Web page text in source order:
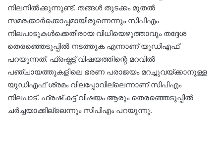
നിലനിൽക്കുന്നുണ്ട്. തങ്ങൾ തുടക്കം മുതൽ
സമരക്കാർക്കൊപ്പമായിരുന്നെന്നും സിപിഎം
നിലപാടുകൾക്കെതിരായ വിധിയെഴുത്താവും തദ്ദേശ
തെരഞ്ഞെടുപ്പിൽ നടത്തുക എന്നാണ് യുഡിഎഫ്
പറയുന്നത്. ഫ്രഷ്കട്ട് വിഷയത്തിന്റെ മറവിൽ
പഞ്ചായത്തുകളിലെ ഭരണ പരാജയം മറച്ചുവയ്ക്കാനുള്ള
യുഡിഎഫ് ശ്രമം വിലപ്പോവില്ലെന്നാണ് സിപിഎം
നിലപാട്. ഫ്രഷ് കട്ട് വിഷയം ആരും തെരഞ്ഞെടുപ്പിൽ
ചർച്ചയാക്കില്ലെന്നും സിപിഎം പറയുന്നു.